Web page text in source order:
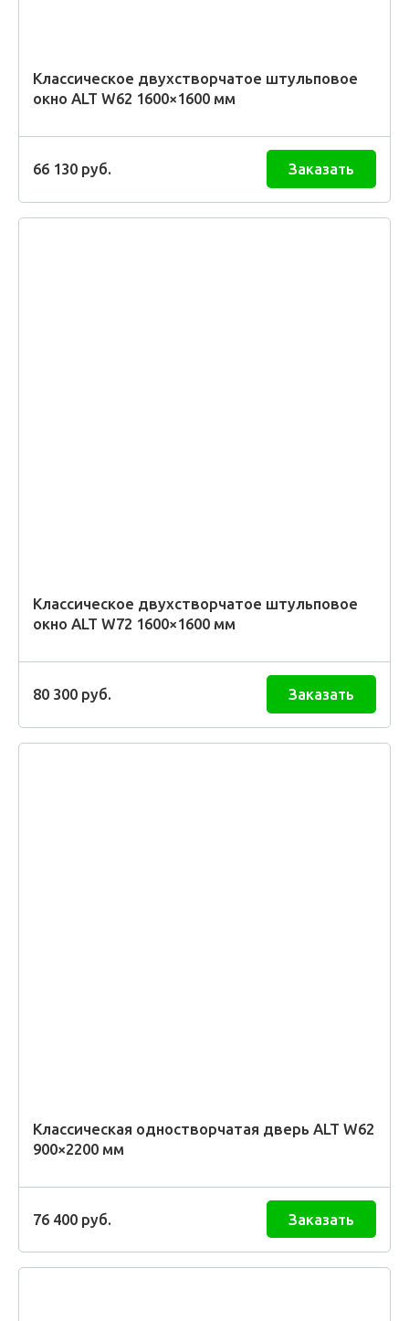
Классическое двухстворчатое штульповое
окно ALT W62 1600×1600 мм
66 130 руб. Заказать
Классическое двухстворчатое штульповое
окно ALT W72 1600×1600 мм
80 300 руб. Заказать
Классическая одностворчатая дверь ALT W62
900×2200 мм
76 400 руб. Заказать